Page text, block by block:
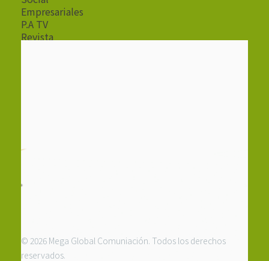
Empresariales
P.A TV
Revista
© 2026 Mega Global Comuniación. Todos los derechos
reservados.